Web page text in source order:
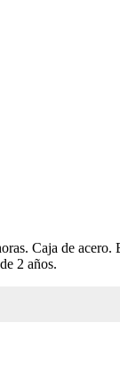
Caja de acero.
2 años.